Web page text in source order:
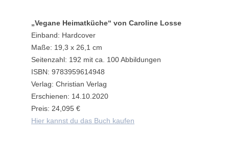
„Vegane Heimatküche“ von Caroline Losse
Einband: Hardcover
Maße: 19,3 x 26,1 cm
Seitenzahl: 192 mit ca. 100 Abbildungen
ISBN: 9783959614948
Verlag: Christian Verlag
Erschienen: 14.10.2020
Preis: 24,095 €
Hier kannst du das Buch kaufen